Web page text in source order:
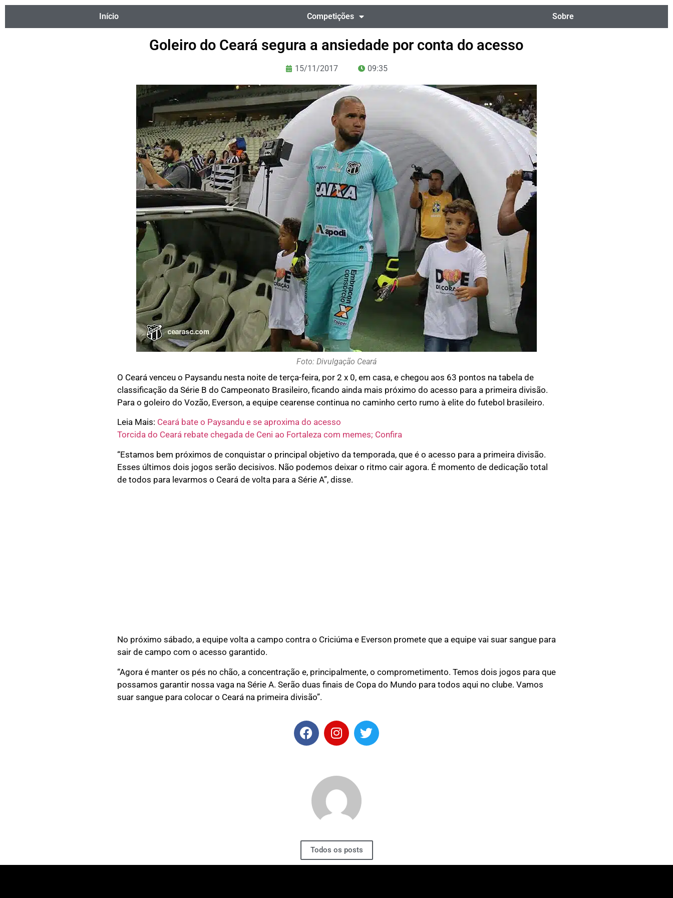
Início Competições Sobre
Goleiro do Ceará segura a ansiedade por conta do acesso
15/11/2017 09:35
Foto: Divulgação Ceará
O Ceará venceu o Paysandu nesta noite de terça-feira, por 2 x 0, em casa, e chegou aos 63 pontos na tabela de
classificação da Série B do Campeonato Brasileiro, ficando ainda mais próximo do acesso para a primeira divisão.
Para o goleiro do Vozão, Everson, a equipe cearense continua no caminho certo rumo à elite do futebol brasileiro.
Leia Mais: Ceará bate o Paysandu e se aproxima do acesso
Torcida do Ceará rebate chegada de Ceni ao Fortaleza com memes; Confira
“Estamos bem próximos de conquistar o principal objetivo da temporada, que é o acesso para a primeira divisão.
Esses últimos dois jogos serão decisivos. Não podemos deixar o ritmo cair agora. É momento de dedicação total
de todos para levarmos o Ceará de volta para a Série A”, disse.
No próximo sábado, a equipe volta a campo contra o Criciúma e Everson promete que a equipe vai suar sangue para
sair de campo com o acesso garantido.
“Agora é manter os pés no chão, a concentração e, principalmente, o comprometimento. Temos dois jogos para que
possamos garantir nossa vaga na Série A. Serão duas finais de Copa do Mundo para todos aqui no clube. Vamos
suar sangue para colocar o Ceará na primeira divisão”.
Todos os posts